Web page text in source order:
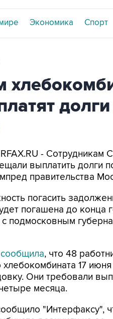
Экономика Спорт
- Сотрудникам
выплатить долги
правительства
погасить
погашена до
подмосковным
сообщила, что 48
17 июня
Они требовали
месяца.
"Интерфаксу",